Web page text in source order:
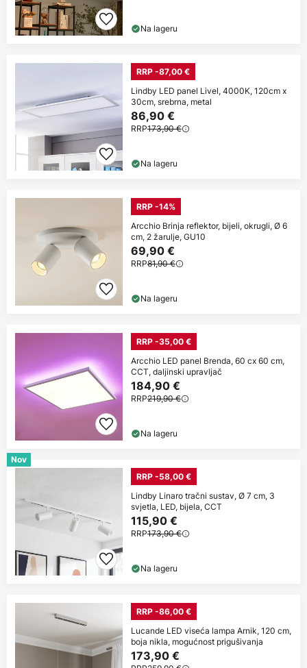
Na lageru
RRP -87,00 €
Lindby LED panel Livel, 4000K, 120cm x
30cm, srebrna, metal
86,90 €
RRP173,90 €
Na lageru
RRP -14%
Arcchio Brinja reflektor, bijeli, okrugli, Ø 6
cm, 2 žarulje, GU10
69,90 €
RRP81,90 €
Na lageru
RRP -35,00 €
Arcchio LED panel Brenda, 60 cx 60 cm,
CCT, daljinski upravljač
184,90 €
RRP219,90 €
Na lageru
Nov
RRP -58,00 €
Lindby Linaro tračni sustav, Ø 7 cm, 3
svjetla, LED, bijela, CCT
115,90 €
RRP173,90 €
Na lageru
RRP -86,00 €
Lucande LED viseća lampa Arnik, 120 cm,
boja nikla, mogućnost prigušivanja
173,90 €